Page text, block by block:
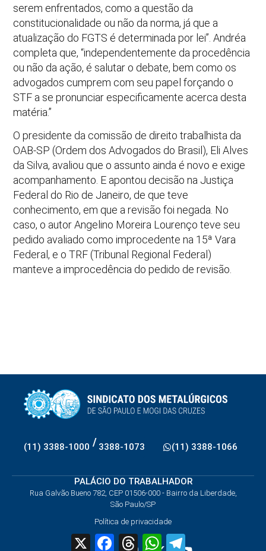
serem enfrentados, como a questão da
constitucionalidade ou não da norma, já que a
atualização do FGTS é determinada por lei”. Andréa
completa que, “independentemente da procedência
ou não da ação, é salutar o debate, bem como os
advogados cumprem com seu papel forçando o
STF a se pronunciar especificamente acerca desta
matéria.”
O presidente da comissão de direito trabalhista da
OAB-SP (Ordem dos Advogados do Brasil), Eli Alves
da Silva, avaliou que o assunto ainda é novo e exige
acompanhamento. E apontou decisão na Justiça
Federal do Rio de Janeiro, de que teve
conhecimento, em que a revisão foi negada. No
caso, o autor Angelino Moreira Lourenço teve seu
pedido avaliado como improcedente na 15ª Vara
Federal, e o TRF (Tribunal Regional Federal)
manteve a improcedência do pedido de revisão.
(11) 3388-1000 / 3388-1073 (11) 3388-1066
PALÁCIO DO TRABALHADOR
Rua Galvão Bueno 782, CEP 01506-000 - Bairro da Liberdade,
São Paulo/SP
Política de privacidade
X FacebookThreadsWhatsApp